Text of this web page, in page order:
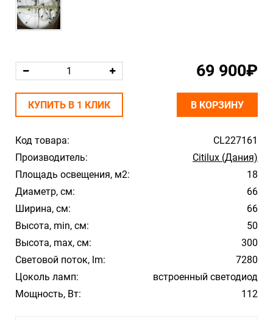
Код товара:
CL227161
Производитель:
Citilux (Дания)
Площадь освещения, м2:
18
Диаметр, см:
66
Ширина, см:
66
Высота, min, см:
50
Высота, max, см:
300
Световой поток, lm:
7280
Цоколь ламп:
встроенный светодиод
Мощность, Вт:
112
69 900₽
КУПИТЬ В 1 КЛИК В КОРЗИНУ